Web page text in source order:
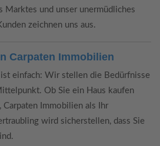
Marktes und unser unermüdliches
zeichnen uns aus.
Carpaten Immobilien
einfach: Wir stellen die Bedürfnisse
Ob Sie ein Haus kaufen
Immobilien als Ihr
wird sicherstellen, dass Sie